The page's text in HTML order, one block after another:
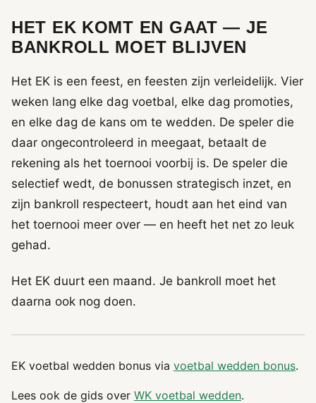
HET EK KOMT EN GAAT — JE
BANKROLL MOET BLIJVEN
Het EK is een feest, en feesten zijn verleidelijk. Vier
weken lang elke dag voetbal, elke dag promoties,
en elke dag de kans om te wedden. De speler die
daar ongecontroleerd in meegaat, betaalt de
rekening als het toernooi voorbij is. De speler die
selectief wedt, de bonussen strategisch inzet, en
zijn bankroll respecteert, houdt aan het eind van
het toernooi meer over — en heeft het net zo leuk
gehad.
Het EK duurt een maand. Je bankroll moet het
daarna ook nog doen.
EK voetbal wedden bonus via voetbal wedden bonus.
Lees ook de gids over WK voetbal wedden.